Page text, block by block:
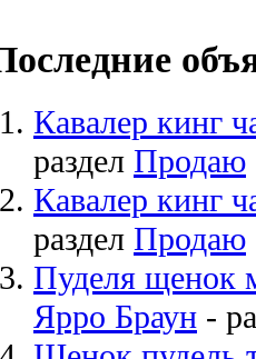
Кавалер кинг
раздел Продаю
Кавалер кинг
раздел Продаю
Пуделя щенок
Ярро Браун -